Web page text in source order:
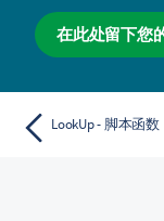
在此处留下您
LookUp - 脚本函数